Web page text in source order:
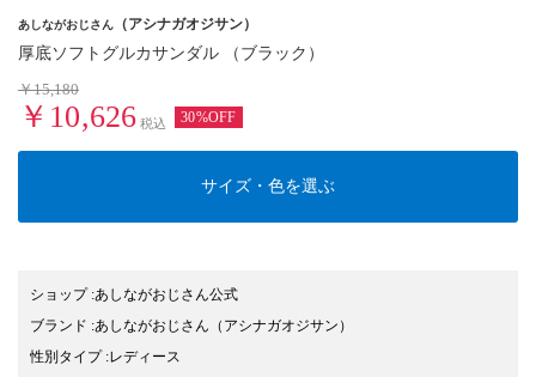
あしながおじさん （アシナガオジサン）
厚底ソフトグルカサンダル （ブラック）
￥15,180
￥10,626 税込 30%OFF
サイズ・色を選ぶ
ショップ:あしながおじさん公式
ブランド :あしながおじさん （アシナガオジサン）
性別タイプ:レディース